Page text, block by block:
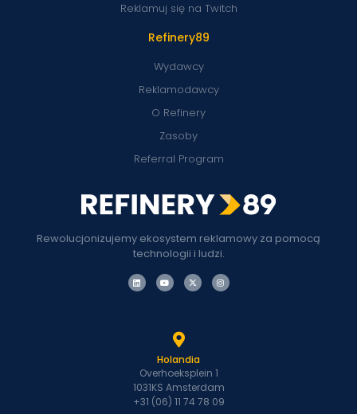
Rewolucjonizujemy ekosystem reklamowy za pomocą
technologii i ludzi.
Refinery89
Wydawcy
Reklamodawcy
O Refinery
Zasoby
Referral Program
Reklamuj się na Twitch
Holandia
Overhoeksplein 1
1031KS Amsterdam
+31 (06) 11 74 78 09